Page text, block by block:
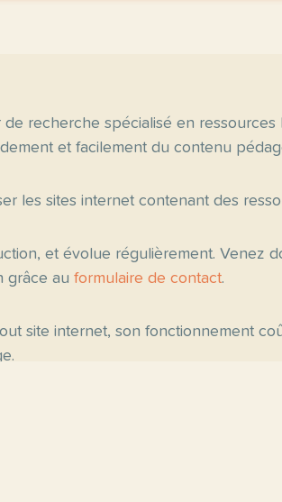
recherche spécialisé en ressources
et facilement du contenu
les sites internet contenant des
et évolue régulièrement. Venez
grâce au formulaire de contact.
site internet, son fonctionnement